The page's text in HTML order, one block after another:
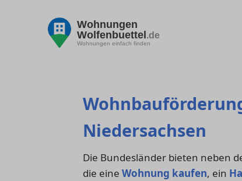
Wohnungen
Wolfenbuettel.de
Wohnungen einfach finden
Niedersachsen
Die Bundesländer bieten neben
die eine Wohnung kaufen, ein